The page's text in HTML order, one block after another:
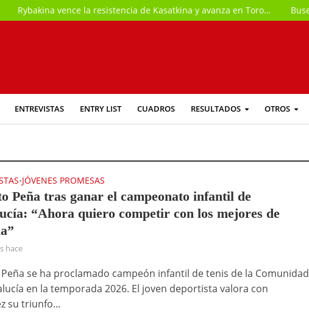
Rybakina vence la resistencia de Kasatkina y avanza en Toronto
ENTREVISTAS ENTRY LIST CUADROS RESULTADOS OTROS
•JÓVENES PROMESAS
Peña tras ganar el campeonato infantil de
“Ahora quiero competir con los mejores de
hace
se ha proclamado campeón infantil de tenis de la Comunidad
en la temporada 2026. El joven deportista valora con
su triunfo...